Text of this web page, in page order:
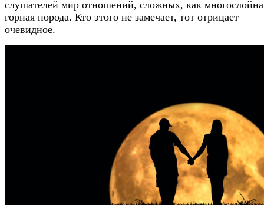
слушателей мир отношений, сложных, как
горная порода. Кто этого не замечает, тот отрицает
очевидное.